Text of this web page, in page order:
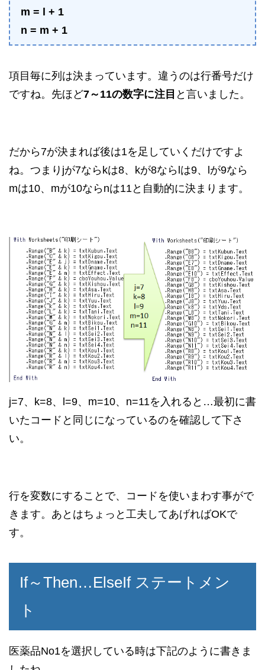
m = l + 1
n = m + 1
項目毎に列は決まっています。違うのは行番号だけ
ですね。先ほど7～11の数字に注目 と言いました。
だから7が決まれば後は1を足していくだけですよ
ね。つまりjが7ならkは8、kが8ならlは9、lが9なら
mは10、mが10ならnは11と自動的に決まります。
j=7、k=8、l=9、m=10、n=11を入れると…最初に書
いたコードと同じになっているのを確認して下さ
い。
行を変数にすることで、コードを使いまわす事がで
きます。あとはちょっと工夫してあげればOKで
す。
If～Then…ElseIf ステートメン
ト
医薬品No1を選択している時は下記のように書きま